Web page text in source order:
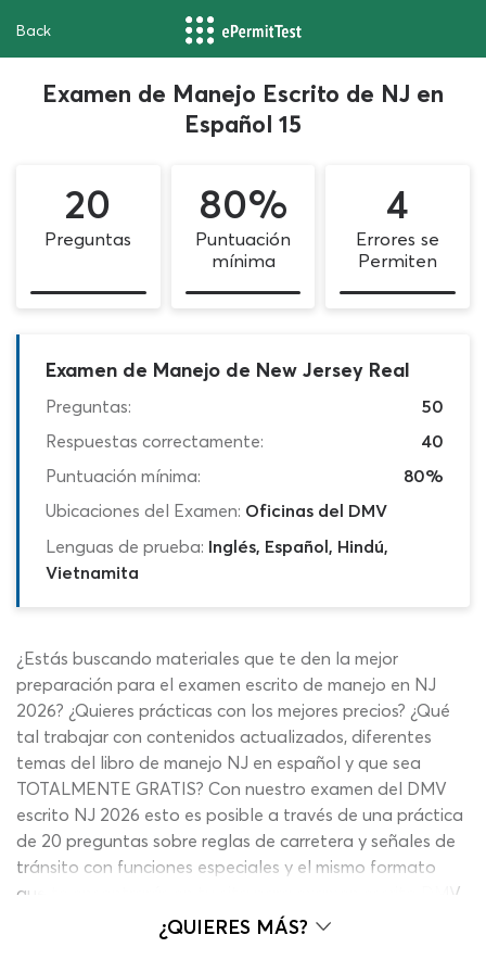
Back
Examen de Manejo Escrito de NJ en
Español 15
20
Preguntas
80%
Puntuación
mínima
4
Errores se
Permiten
Examen de Manejo de New Jersey Real
Preguntas:
50
Respuestas correctamente:
40
Puntuación mínima:
80%
Ubicaciones del Examen: Oficinas del DMV
Lenguas de prueba: Inglés, Español, Hindú,
Vietnamita
¿Estás buscando materiales que te den la mejor
preparación para el examen escrito de manejo en NJ
2026? ¿Quieres prácticas con los mejores precios? ¿Qué
tal trabajar con contenidos actualizados, diferentes
temas del libro de manejo NJ en español y que sea
TOTALMENTE GRATIS? Con nuestro examen del DMV
escrito NJ 2026 esto es posible a través de una práctica
de 20 preguntas sobre reglas de carretera y señales de
tránsito con funciones especiales y el mismo formato
que te encontrarás en tu cita para examen escrito DMV
NJ 2026. Al completar el cuestionario verás tu puntaje y
podrás revisar tus errores, con la opción de repetir el
¿QUIERES MÁS?